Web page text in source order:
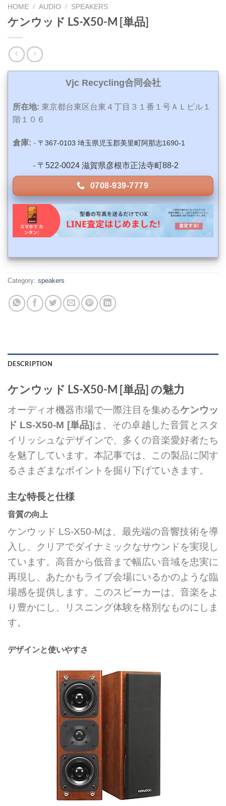
HOME / AUDIO / SPEAKERS
ケンウッド LS-X50-M [単品]
Vjc Recycling合同会社
所在地: 東京都台東区台東４丁目３１番１号ＡＬビル１
階１０６
倉庫: - 〒367-0103 埼玉県児玉郡美里町阿那志1690-1
- 〒522-0024 滋賀県彦根市正法寺町88-2
0708-939-7779
Category: speakers
DESCRIPTION
ケンウッド LS-X50-M [単品] の魅力
オーディオ機器市場で一際注目を集めるケンウッ
ド LS-X50-M [単品]は、その卓越した音質とスタ
イリッシュなデザインで、多くの音楽愛好者たち
を魅了しています。本記事では、この製品に関す
るさまざまなポイントを掘り下げていきます。
主な特長と仕様
音質の向上
ケンウッド LS-X50-Mは、最先端の音響技術を導
入し、クリアでダイナミックなサウンドを実現し
ています。高音から低音まで幅広い音域を忠実に
再現し、あたかもライブ会場にいるかのような臨
場感を提供します。このスピーカーは、音楽をよ
り豊かにし、リスニング体験を格別なものにしま
す。
デザインと使いやすさ